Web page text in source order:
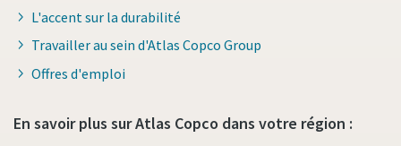
L'accent sur la durabilité
Travailler au sein d'Atlas Copco Group
Offres d'emploi
En savoir plus sur Atlas Copco dans votre région :